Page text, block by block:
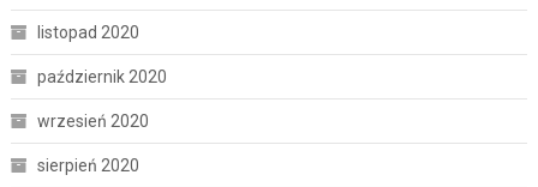
listopad 2020
październik 2020
wrzesień 2020
sierpień 2020